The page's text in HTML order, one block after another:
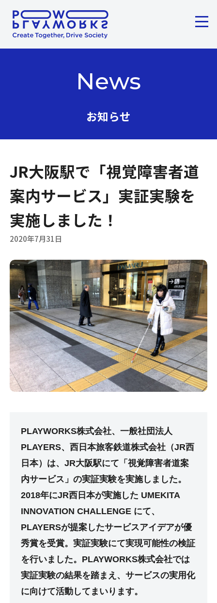
News
お知らせ
JR大阪駅で「視覚障害者道
案内サービス」実証実験を
実施しました！
2020年7月31日
PLAYWORKS株式会社、一般社団法人
PLAYERS、西日本旅客鉄道株式会社（JR西
日本）は、JR大阪駅にて「視覚障害者道案
内サービス」の実証実験を実施しました。
2018年にJR西日本が実施した UMEKITA
INNOVATION CHALLENGE にて、
PLAYERSが提案したサービスアイデアが優
秀賞を受賞。実証実験にて実現可能性の検証
を行いました。PLAYWORKS株式会社では
実証実験の結果を踏まえ、サービスの実用化
に向けて活動してまいります。